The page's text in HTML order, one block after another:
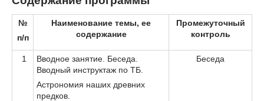
№
п/п
Наименование темы, ее
содержание
Промежуточный
контроль
1
Вводное занятие. Беседа.
Вводный инструктаж по ТБ.
Астрономия наших древних
предков.
Беседа